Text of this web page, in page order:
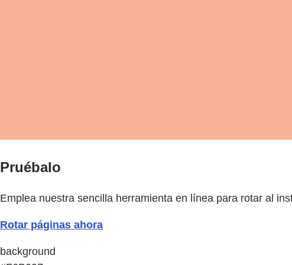
Pruébalo
Emplea nuestra sencilla herramienta en línea para rotar al
Rotar páginas ahora
background